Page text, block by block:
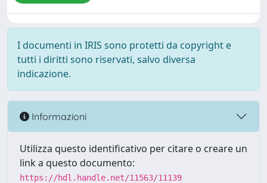
I documenti in IRIS sono protetti da copyright e
tutti i diritti sono riservati, salvo diversa
indicazione.
Informazioni
Utilizza questo identificativo per citare o creare un
link a questo documento:
https://hdl.handle.net/11563/11139